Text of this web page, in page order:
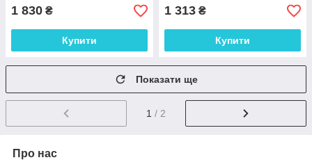
1 830 ₴
Купити
1 313 ₴
Купити
Показати ще
1 / 2
Про нас